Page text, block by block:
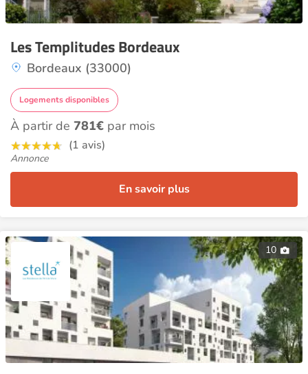
Les Templitudes Bordeaux
Bordeaux (33000)
Logements disponibles
À partir de 781€ par mois
(1 avis)
Annonce
En savoir plus
10